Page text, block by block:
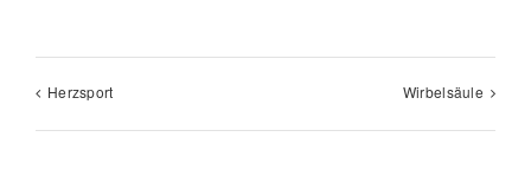
Herzsport Wirbelsäule